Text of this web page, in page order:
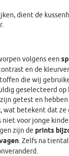
dient de
volgens een
en de
die wij
geselecteerd
zijn getest en hebben
, wat betekent dat ze
voor jonge
zijn de prints
. Zelfs na